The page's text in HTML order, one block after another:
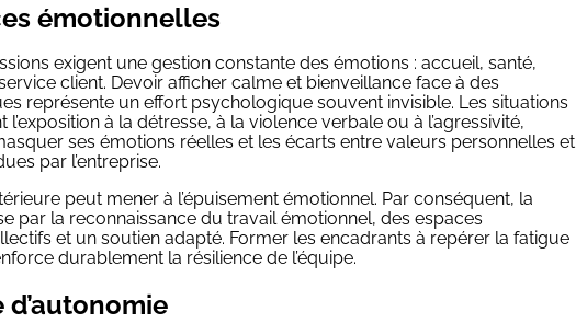
émotionnelles
exigent une gestion constante des émotions : accueil, santé,
client. Devoir afficher calme et bienveillance face à des
représente un effort psychologique souvent invisible. Les situations
l’exposition à la détresse, à la violence verbale ou à l’agressivité,
ses émotions réelles et les écarts entre valeurs personnelles et
par l’entreprise.
peut mener à l’épuisement émotionnel. Par conséquent, la
par la reconnaissance du travail émotionnel, des espaces
et un soutien adapté. Former les encadrants à repérer la fatigue
durablement la résilience de l’équipe.
d’autonomie